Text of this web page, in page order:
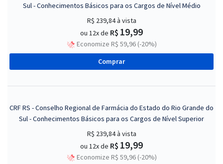
Sul - Conhecimentos Básicos para os Cargos de Nível Médio
R$ 239,84à vista
ou 12x de R$ 19,99
Economize R$ 59,96 (-20%)
Comprar
CRF RS - Conselho Regional de Farmácia do Estado do Rio Grande do
Sul - Conhecimentos Básicos para os Cargos de Nível Superior
R$ 239,84à vista
ou 12x de R$ 19,99
Economize R$ 59,96 (-20%)